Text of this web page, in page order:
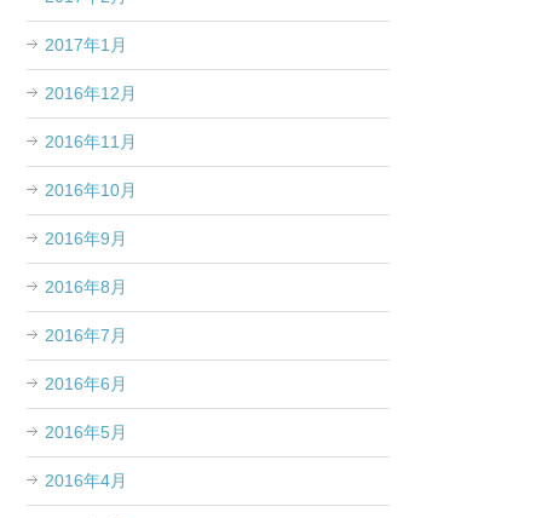
2017年1月
2016年12月
2016年11月
2016年10月
2016年9月
2016年8月
2016年7月
2016年6月
2016年5月
2016年4月